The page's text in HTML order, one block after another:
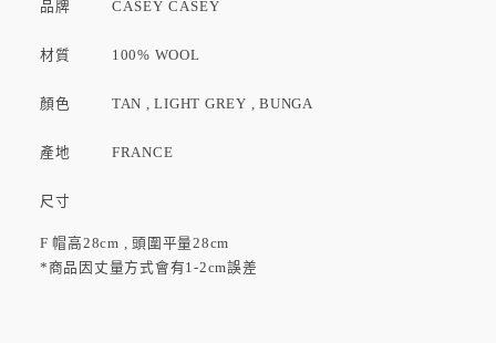
品牌 CASEY CASEY
材質 100% WOOL
顏色 TAN , LIGHT GREY , BUNGA
產地 FRANCE
尺寸
F 帽高28cm , 頭圍平量28cm
*商品因丈量方式會有1-2cm誤差